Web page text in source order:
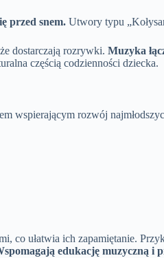
przed snem. Utwory typu
dostarczają rozrywki. Muzyka
częścią codzienności dziecka.
wspierającym rozwój
co ułatwia ich zapamiętanie.
edukację muzyczną i